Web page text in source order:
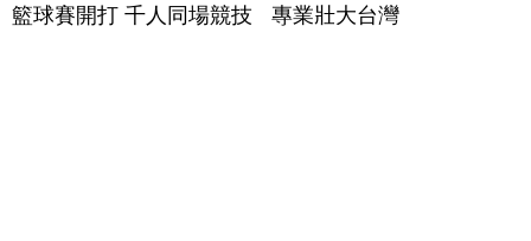
籃球賽開打 千人同場競技
專業壯大台灣